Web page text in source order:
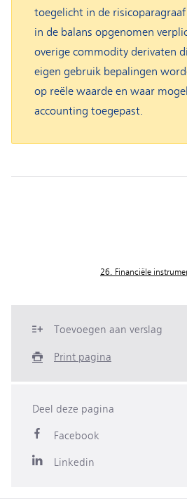
toegelicht in de
in de balans opgenomen
overige commodity derivaten
eigen gebruik bepalingen
op reële waarde en waar
accounting toegepast.
26. Financiële
Toevoegen aan verslag
Print pagina
Deel deze pagina
Facebook
Linkedin